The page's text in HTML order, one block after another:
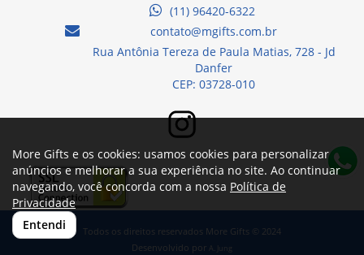
(11) 96420-6322
contato@mgifts.com.br
Rua Antônia Tereza de Paula Matias, 728 - Jd
Danfer
CEP: 03728-010
Todos os direitos reservados More Gifts © 2024
Desenvolvido por A. Jung
More Gifts e os cookies: usamos cookies para personalizar
anúncios e melhorar a sua experiência no site. Ao continuar
navegando, você concorda com a nossa Política de
Privacidade
Entendi